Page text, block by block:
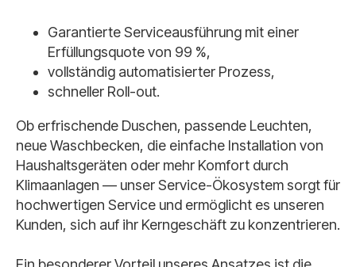
Garantierte Serviceausführung mit einer
Erfüllungsquote von 99 %,
vollständig automatisierter Prozess,
schneller Roll-out.
Ob erfrischende Duschen, passende Leuchten,
neue Waschbecken, die einfache Installation von
Haushaltsgeräten oder mehr Komfort durch
Klimaanlagen — unser Service-Ökosystem sorgt für
hochwertigen Service und ermöglicht es unseren
Kunden, sich auf ihr Kerngeschäft zu konzentrieren.